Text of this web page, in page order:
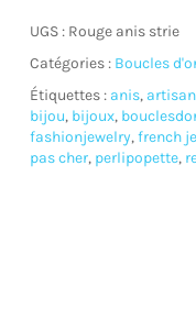
UGS : Rouge anis strie
Catégories : Boucles
Étiquettes : anis,
bijou, bijoux,
fashionjewelry,french
pas cher, perlipopette,